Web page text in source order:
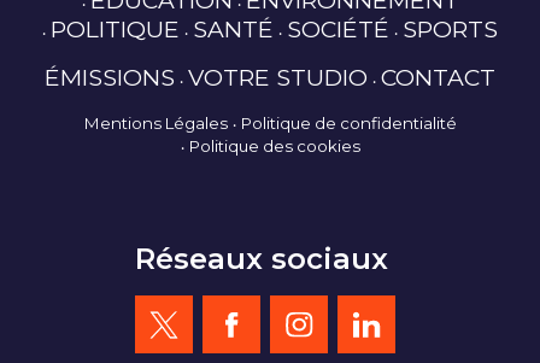
POLITIQUE SANTÉ SOCIÉTÉ SPORTS
ÉMISSIONS VOTRE STUDIO CONTACT
Mentions Légales
Politique de confidentialité
Politique des cookies
Réseaux sociaux